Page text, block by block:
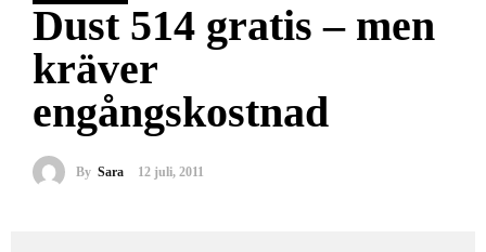
Dust 514 gratis – men
kräver
engångskostnad
By Sara 12 juli, 2011